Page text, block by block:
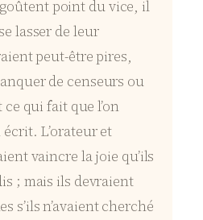
point du vice, il
lasser de leur
peut-être pires,
de censeurs ou
ce qui fait que l’on
écrit. L’orateur et
vaincre la joie qu’ils
; mais ils devraient
s’ils n’avaient cherché